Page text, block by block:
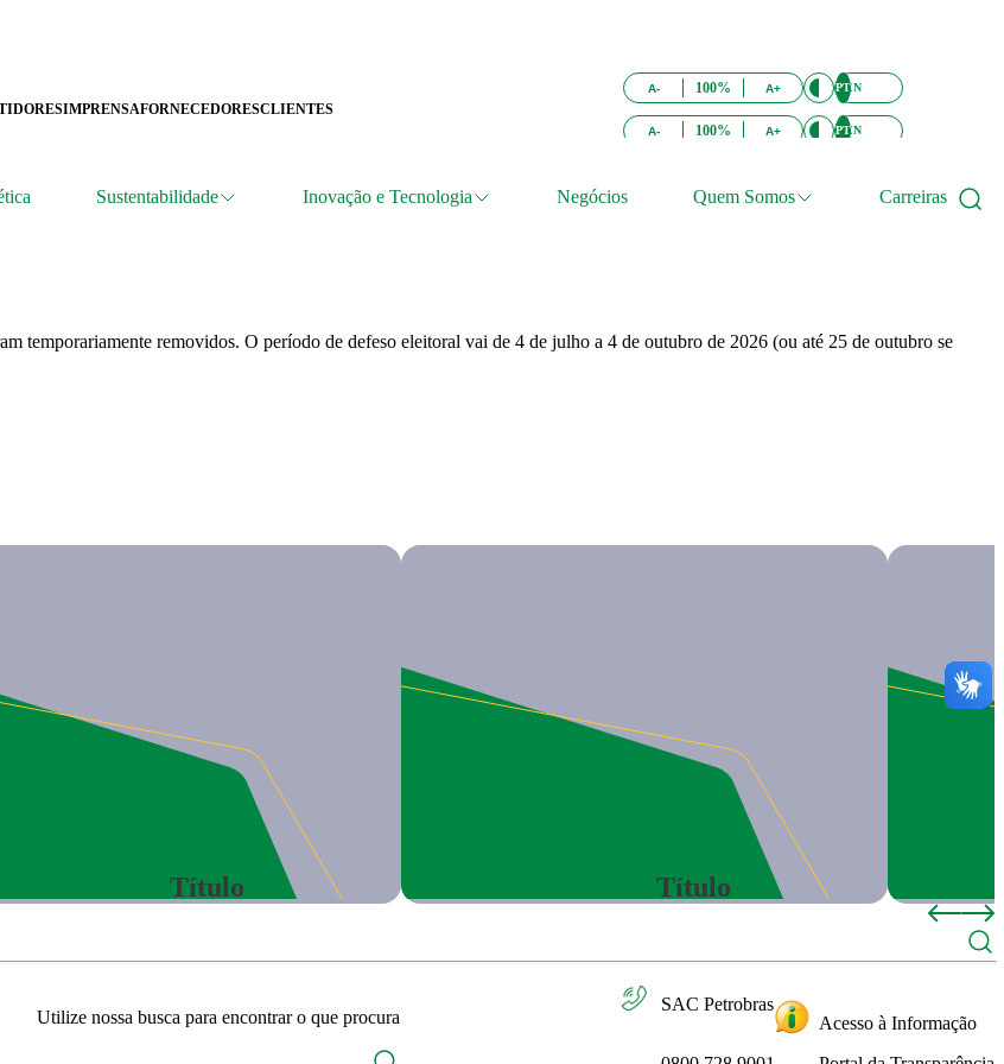
IMPRENSAFORNECEDORESCLIENTES
A- 100% A+ PTEN
A- 100% A+ PTEN
Sustentabilidade Inovação e Tecnologia Negócios Quem Somos Carreiras
temporariamente removidos. O período de defeso eleitoral vai de 4 de julho a 4 de outubro de 2026 (ou até 25 de outubro se
Título Título
Utilize nossa busca para encontrar o que procura
SAC Petrobras
Acesso à Informação